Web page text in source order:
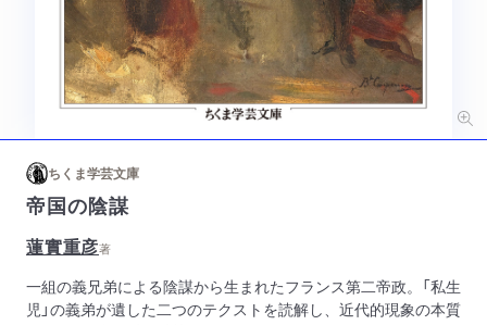
ちくま学芸文庫
帝国の陰謀
蓮實重彦著
一組の義兄弟による陰謀から生まれたフランス第二帝政。「私生
児」の義弟が遺した二つのテクストを読解し、近代的現象の本質